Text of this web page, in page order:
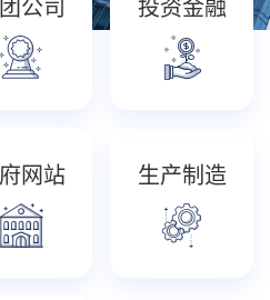
公司 投资金融
网站 生产制造